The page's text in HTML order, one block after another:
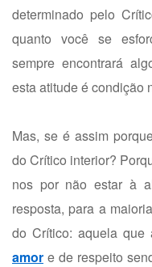
determinado pelo
quanto você se
sempre encontrará
esta atitude é condição
Mas, se é assim
do Crítico interior?
nos por não estar à
resposta, para a
do Crítico: aquela que
amor e de respeito